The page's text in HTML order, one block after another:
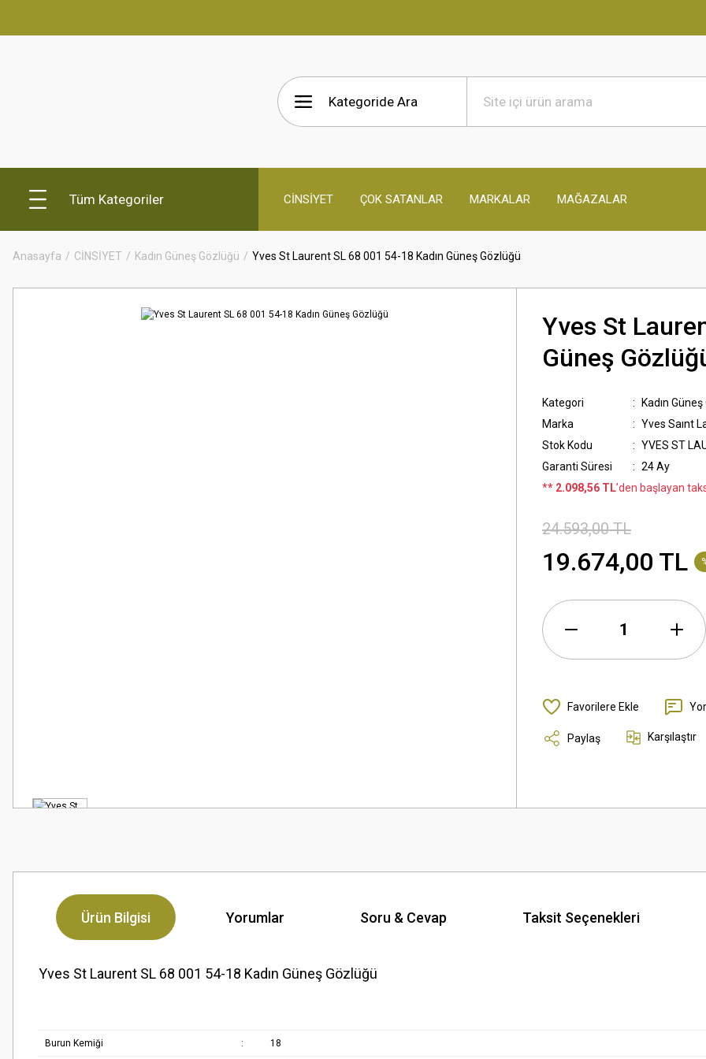
Tüm Kategoriler CİNSİYET ÇOK SATANLAR MARKALAR MAĞAZALAR
Anasayfa CİNSİYET Kadın Güneş Gözlüğü Yves St Laurent SL 68 001 54-18 Kadın Güneş Gözlüğü
Yves St
Güneş
Kategori
Kadın
Marka
Yves Saınt
Stok Kodu
YVES ST
Garanti Süresi
24 Ay
** 2.098,56 TL’den başlayan
24.593,00 TL
19.674,00 TL
Paylaş Karşılaştır
Ürün Bilgisi Yorumlar Soru & Cevap Taksit Seçenekleri
Yves St Laurent SL 68 001 54-18 Kadın Güneş Gözlüğü
Burun Kemiği : 18